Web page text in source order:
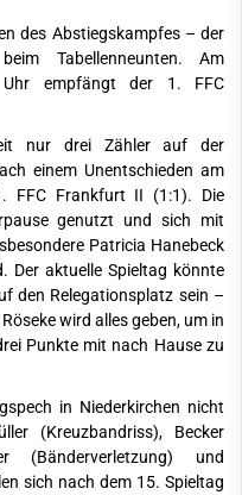
des Abstiegskampfes – der
Tabellenneunten. Am
empfängt der 1. FFC
nur drei Zähler auf der
einem Unentschieden am
FFC Frankfurt II (1:1). Die
genutzt und sich mit
Patricia Hanebeck
Der aktuelle Spieltag könnte
den Relegationsplatz sein –
wird alles geben, um in
Punkte mit nach Hause zu
in Niederkirchen nicht
(Kreuzbandriss), Becker
(Bänderverletzung) und
sich nach dem 15. Spieltag